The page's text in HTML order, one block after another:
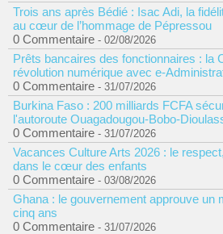
Trois ans après Bédié : Isac Adi, la
au cœur de l’hommage de Pépressou
0 Commentaire - 02/08/2026
Prêts bancaires des fonctionnaires : la
révolution numérique avec e-
0 Commentaire - 31/07/2026
Burkina Faso : 200 milliards FCFA
l'autoroute Ouagadougou-Bobo-
0 Commentaire - 31/07/2026
Vacances Culture Arts 2026 : le
dans le cœur des enfants
0 Commentaire - 03/08/2026
Ghana : le gouvernement approuve un
cinq ans
0 Commentaire - 31/07/2026